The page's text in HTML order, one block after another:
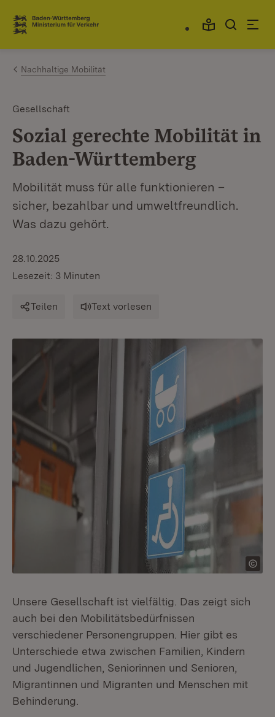
Zum Inhalt springen
Link zur Startseite
Nachhaltige Mobilität
Gesellschaft
Sozial gerechte Mobilität in
Baden-Württemberg
Mobilität muss für alle funktionieren –
sicher, bezahlbar und umweltfreundlich.
Was dazu gehört.
28.10.2025
Lesezeit: 3 Minuten
Teilen Text vorlesen
Unsere Gesellschaft ist vielfältig. Das zeigt sich
auch bei den Mobilitätsbedürfnissen
verschiedener Personengruppen. Hier gibt es
Unterschiede etwa zwischen Familien, Kindern
und Jugendlichen, Seniorinnen und Senioren,
Migrantinnen und Migranten und Menschen mit
Behinderung.